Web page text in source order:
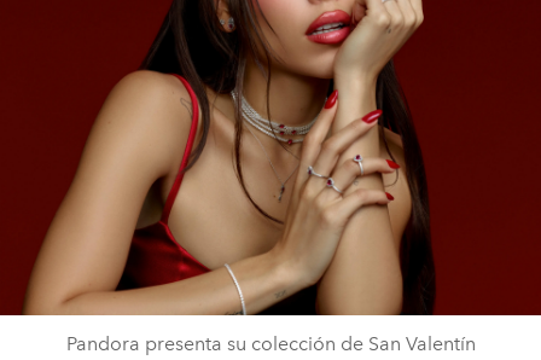
Pandora presenta su colección de San Valentín